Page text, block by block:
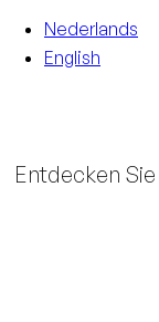
Nederlands
English
Entdecken Sie